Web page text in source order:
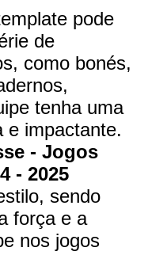
pode
de
como bonés,
tenha uma
e impactante.
- Jogos
- 2025
sendo
força e a
nos jogos